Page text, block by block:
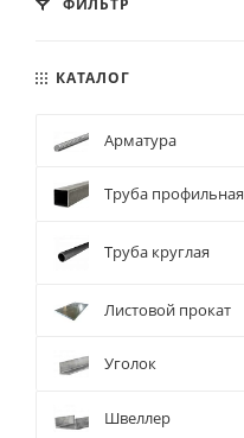
КАТАЛОГ
Арматура
Труба профильная
Труба круглая
Листовой прокат
Уголок
Швеллер